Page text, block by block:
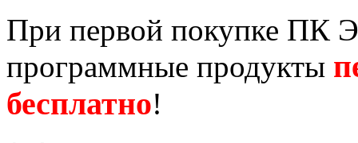
При первой покупке ПК
программные продукты
бесплатно!